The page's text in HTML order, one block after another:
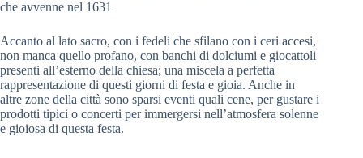
che avvenne nel 1631
Accanto al lato sacro, con i fedeli che sfilano con i ceri accesi,
non manca quello profano, con banchi di dolciumi e giocattoli
presenti all’esterno della chiesa; una miscela a perfetta
rappresentazione di questi giorni di festa e gioia. Anche in
altre zone della città sono sparsi eventi quali cene, per gustare i
prodotti tipici o concerti per immergersi nell’atmosfera solenne
e gioiosa di questa festa.